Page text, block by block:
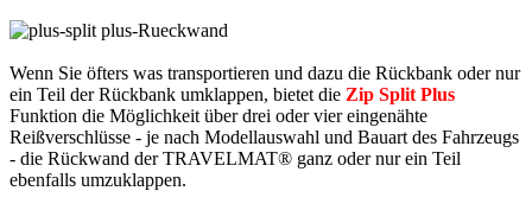
Wenn Sie öfters was transportieren und dazu die Rückbank oder nur
ein Teil der Rückbank umklappen, bietet die Zip Split Plus
Funktion die Möglichkeit über drei oder vier eingenähte
Reißverschlüsse - je nach Modellauswahl und Bauart des Fahrzeugs
- die Rückwand der TRAVELMAT® ganz oder nur ein Teil
ebenfalls umzuklappen.